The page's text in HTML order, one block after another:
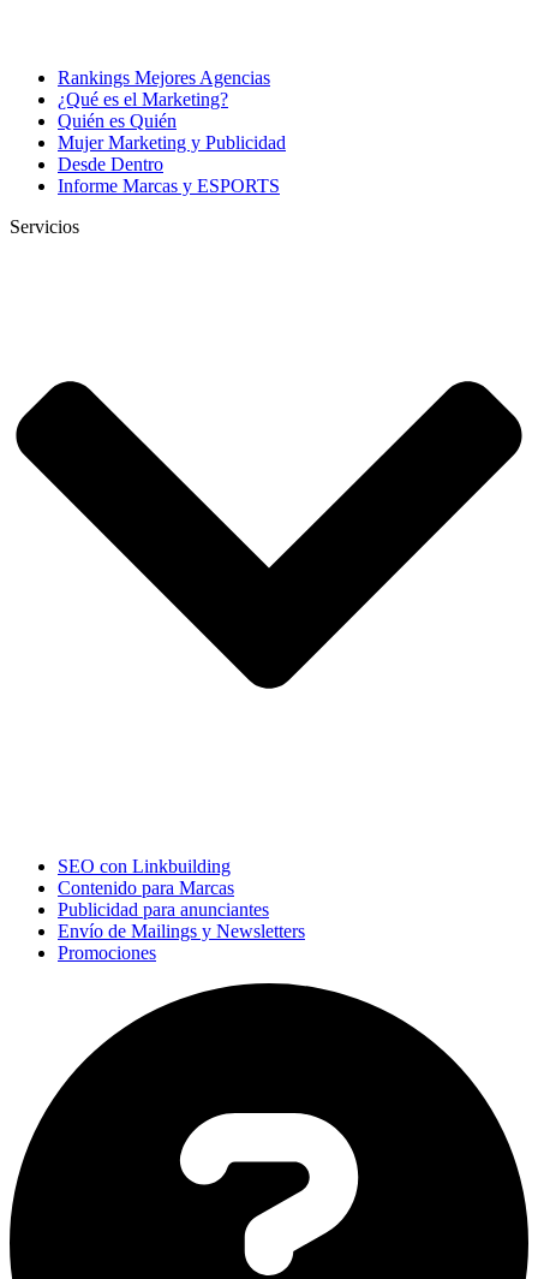
Rankings Mejores Agencias
¿Qué es el Marketing?
Quién es Quién
Mujer Marketing y Publicidad
Desde Dentro
Informe Marcas y ESPORTS
Servicios
SEO con Linkbuilding
Contenido para Marcas
Publicidad para anunciantes
Envío de Mailings y Newsletters
Promociones